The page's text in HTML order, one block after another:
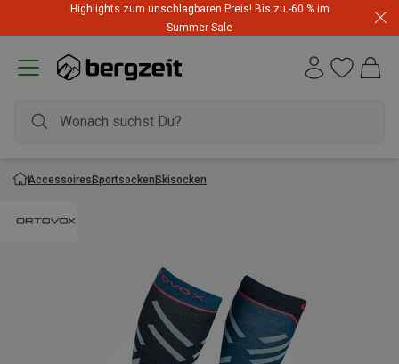
Highlights zum unschlagbaren Preis! Bis zu -60 % im
Summer Sale
AccessoiresSportsockenSkisocken